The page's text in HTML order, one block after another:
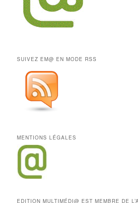
SUIVEZ EM@ EN MODE RSS
MENTIONS LÉGALES
EDITION MULTIMÉDI@ EST MEMBRE DE